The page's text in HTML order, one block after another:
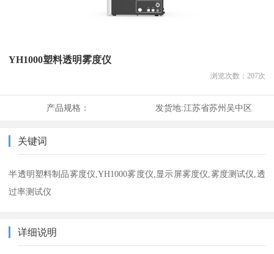
YH1000塑料透明雾度仪
浏览次数： 207次
产品规格： 发货地:江苏省苏州吴中区
关键词
半透明塑料制品雾度仪,YH1000雾度仪,显示屏雾度仪,雾度测试仪,透
过率测试仪
详细说明